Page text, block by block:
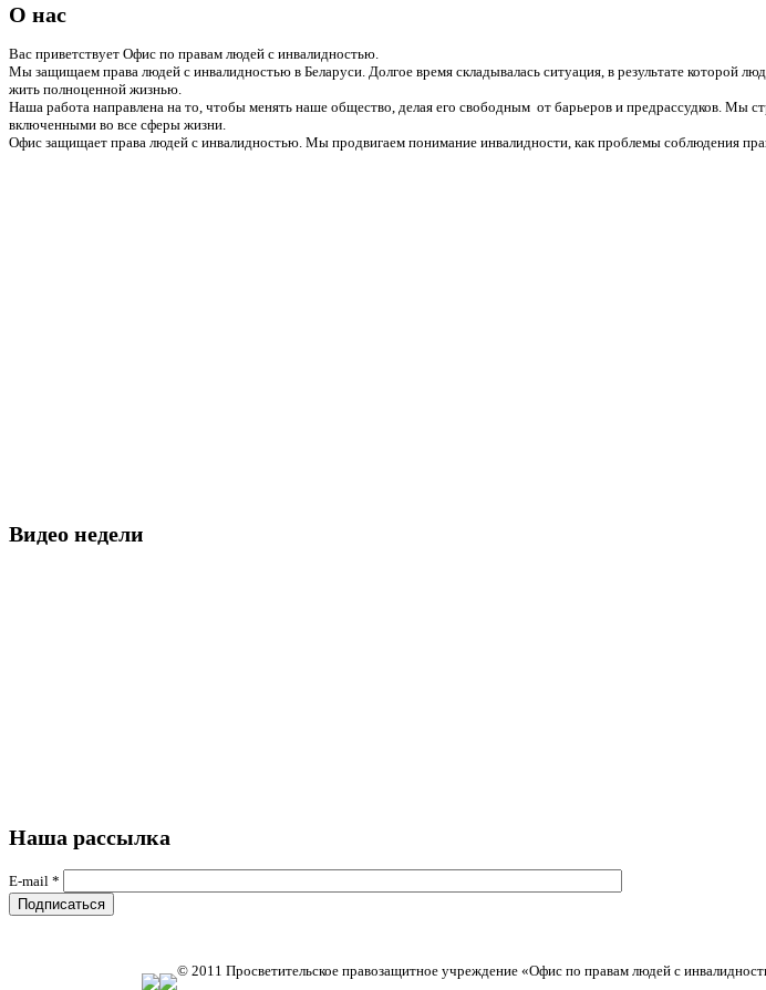
О нас
Вас приветствует Офис по правам людей с инвалидностью.
Мы защищаем права людей с инвалидностью в Беларуси. Долгое время складывалась ситуация, в результате которой
жить полноценной жизнью.
Наша работа направлена на то, чтобы менять наше общество, делая его свободным от барьеров и предрассудков. Мы
включенными во все сферы жизни.
Офис защищает права людей с инвалидностью. Мы продвигаем понимание инвалидности, как проблемы соблюдения
Видео недели
Наша рассылка
E-mail *
© 2011 Просветительское правозащитное учреждение «Офис по правам людей с